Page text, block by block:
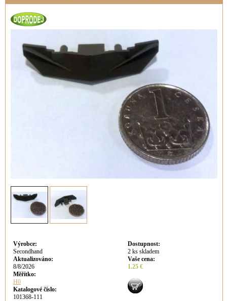
Výrobce:
Secondhand
Aktualizováno:
8/8/2026
Měřítko:
H0
Katalogové číslo:
101368-111
Dostupnost:
2 ks skladem
Vaše cena:
1.25 €